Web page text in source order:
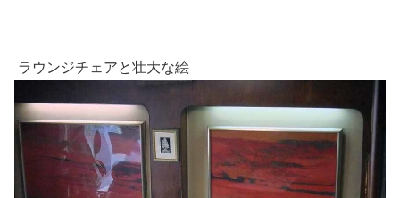
ラウンジチェアと壮大な絵